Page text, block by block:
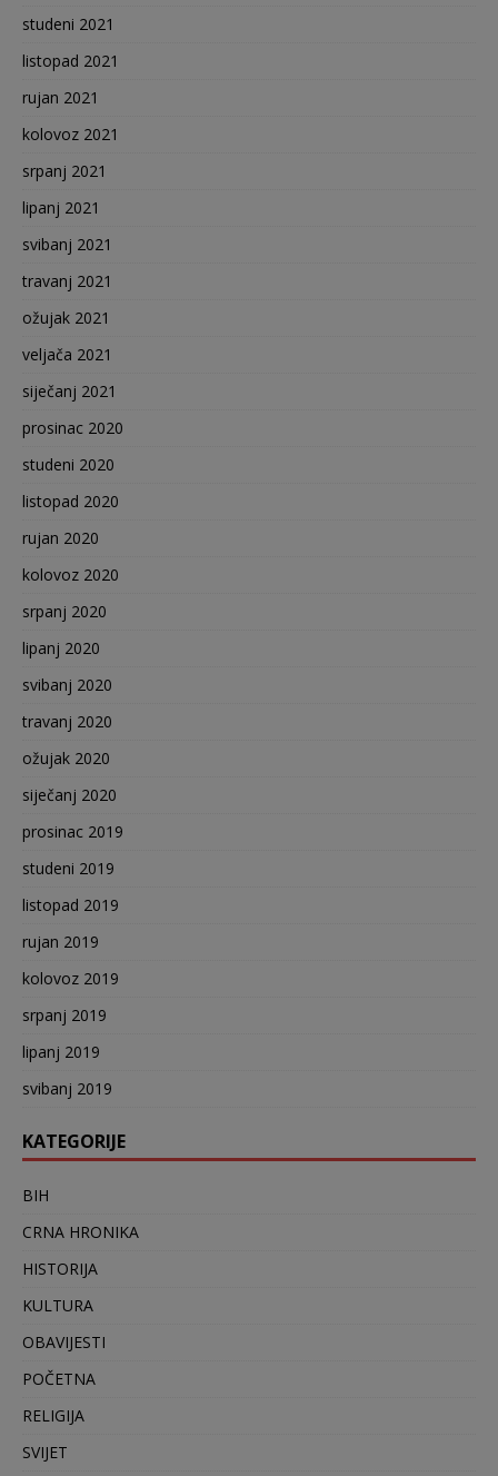
studeni 2021
listopad 2021
rujan 2021
kolovoz 2021
srpanj 2021
lipanj 2021
svibanj 2021
travanj 2021
ožujak 2021
veljača 2021
siječanj 2021
prosinac 2020
studeni 2020
listopad 2020
rujan 2020
kolovoz 2020
srpanj 2020
lipanj 2020
svibanj 2020
travanj 2020
ožujak 2020
siječanj 2020
prosinac 2019
studeni 2019
listopad 2019
rujan 2019
kolovoz 2019
srpanj 2019
lipanj 2019
svibanj 2019
KATEGORIJE
BIH
CRNA HRONIKA
HISTORIJA
KULTURA
OBAVIJESTI
POČETNA
RELIGIJA
SVIJET